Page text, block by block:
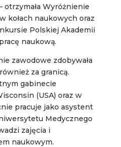
otrzymała Wyróżnienie
kołach naukowych oraz
Polskiej Akademii
naukową.
zawodowe zdobywała
za granicą.
gabinecie
(USA) oraz w
pracuje jako asystent
Medycznego
zajęcia i
naukowym.